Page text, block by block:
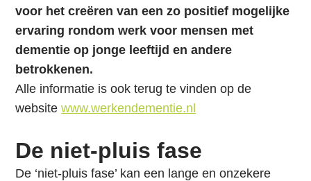
n
g
n
a
a
r
e
n
voor het creëren van een zo positief mogelijke
ervaring rondom werk voor mensen met
dementie op jonge leeftijd en andere
betrokkenen.
Alle informatie is ook terug te vinden op de
websitewww.werkendementie.nl
De niet-pluis fase
De ‘niet-pluis fase’ kan een lange en onzekere